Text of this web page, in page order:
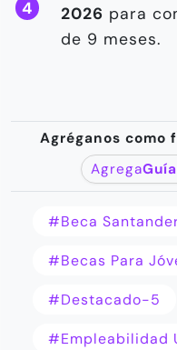
2026 para
de 9 meses.
Agréganos como
Agrega
#Beca
#becas Para
#destacado-5
#empleabilidad